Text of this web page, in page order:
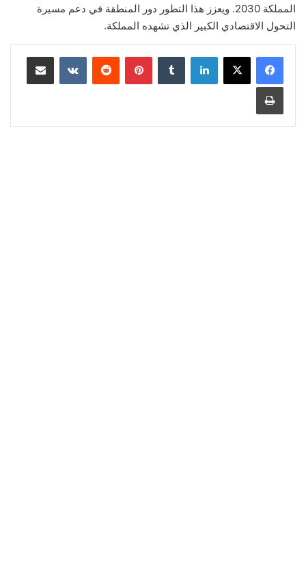
المملكة 2030. ويعزز هذا التطور دور المنطقة في دعم مسيرة
التحول الاقتصادي الكبير الذي تشهده المملكة.
لينكدإن بينتيريست